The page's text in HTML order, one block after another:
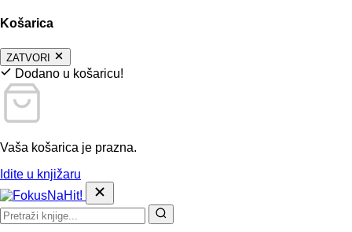
Košarica
ZATVORI
Dodano u košaricu!
Vaša košarica je prazna.
Idite u knjižaru